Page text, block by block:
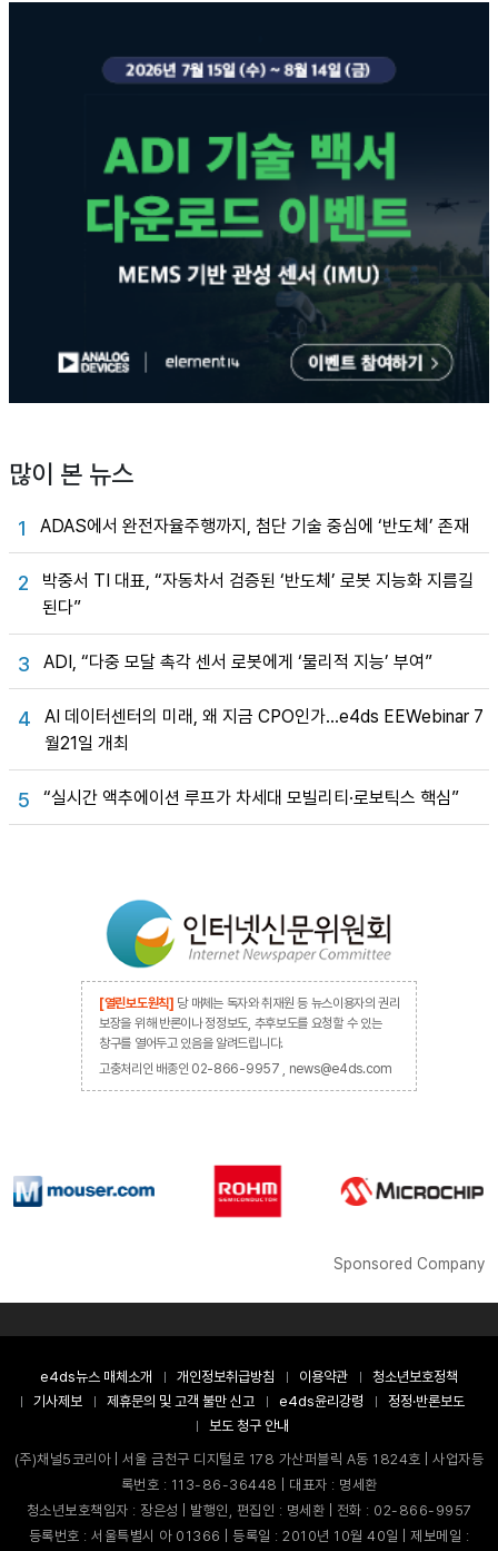
많이 본 뉴스
1 ADAS에서 완전자율주행까지, 첨단 기술 중심에 ‘반도체’ 존재
2
박중서 TI 대표, “자동차서 검증된 ‘반도체’ 로봇 지능화 지름길
된다”
3 ADI, “다중 모달 촉각 센서 로봇에게 ‘물리적 지능’ 부여”
4
AI 데이터센터의 미래, 왜 지금 CPO인가…e4ds EEWebinar 7
월21일 개최
5 “실시간 액추에이션 루프가 차세대 모빌리티·로보틱스 핵심”
[열린보도원칙] 당 매체는 독자와 취재원 등 뉴스이용자의 권리
보장을 위해 반론이나 정정보도, 추후보도를 요청할 수 있는
창구를 열어두고 있음을 알려드립니다.
고충처리인 배종인 02-866-9957 , news@e4ds.com
Sponsored Company
e4ds뉴스 매체소개 개인정보취급방침 이용약관
청소년보호정책
기사제보
제휴문의 및 고객 불만 신고 e4ds윤리강령
정정·반론보도
보도 청구 안내
(주)채널5코리아 | 서울 금천구 디지털로 178 가산퍼블릭 A동 1824호 | 사업자등
록번호 : 113-86-36448 | 대표자 : 명세환
청소년보호책임자 : 장은성 | 발행인, 편집인 : 명세환 | 전화 : 02-866-9957
등록번호 : 서울특별시 아 01366 | 등록일 : 2010년 10월 40일 | 제보메일 :